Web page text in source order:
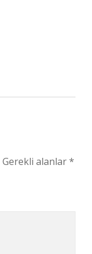
Gerekli alanlar*